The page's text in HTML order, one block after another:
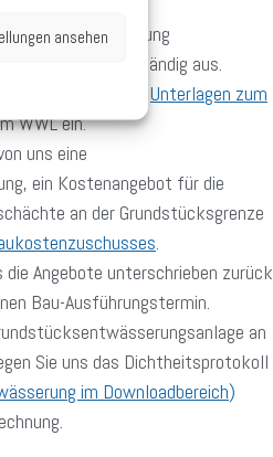
ansehen
Abwasserentsorgung
vollständig aus.
alle erforderlichen Unterlagen zum
WWL ein.
uns eine
ein Kostenangebot für die
an der Grundstücksgrenze
die Angebote unterschrieben zurück
Bau-Ausführungstermin.
an
Sie uns das Dichtheitsprotokoll
im Downloadbereich)